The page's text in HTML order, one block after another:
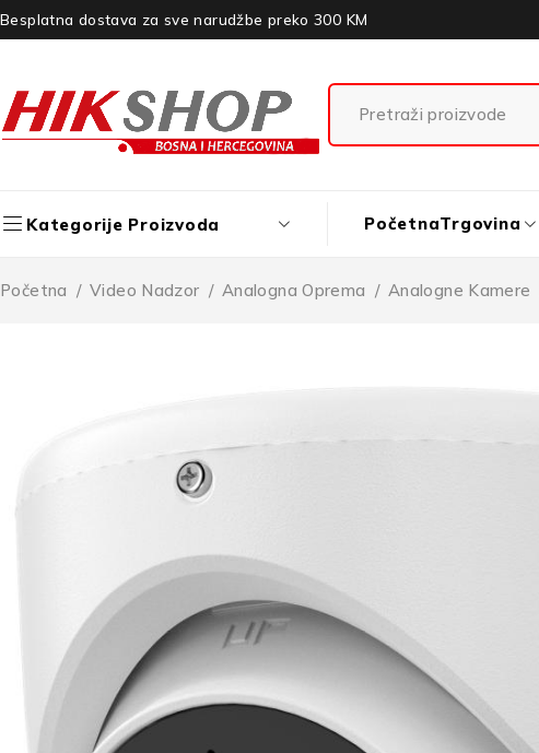
Besplatna dostava za sve narudžbe preko 300 KM
Kategorije Proizvoda PočetnaTrgovina
Početna / Video Nadzor / Analogna Oprema / Analogne Kamere